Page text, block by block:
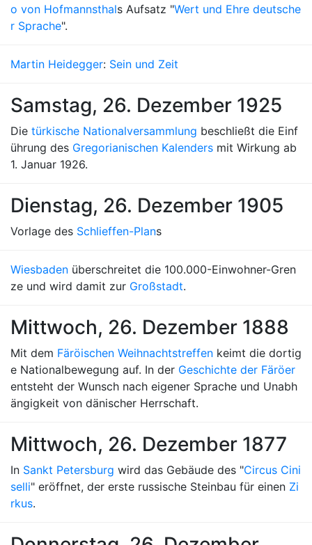
o von Hofmannsthals Aufsatz "Wert und Ehre deutsche
r Sprache".
Martin Heidegger: Sein und Zeit
Samstag, 26. Dezember 1925
Die türkische Nationalversammlung beschließt die Einf
ührung des Gregorianischen Kalenders mit Wirkung ab
1. Januar 1926.
Dienstag, 26. Dezember 1905
Vorlage des Schlieffen-Plans
Wiesbaden überschreitet die 100.000-Einwohner-Gren
ze und wird damit zur Großstadt.
Mittwoch, 26. Dezember 1888
Mit dem Färöischen Weihnachtstreffen keimt die dortig
e Nationalbewegung auf. In der Geschichte der Färöer
entsteht der Wunsch nach eigener Sprache und Unabh
ängigkeit von dänischer Herrschaft.
Mittwoch, 26. Dezember 1877
In Sankt Petersburg wird das Gebäude des "Circus Cini
selli" eröffnet, der erste russische Steinbau für einen Zi
rkus.